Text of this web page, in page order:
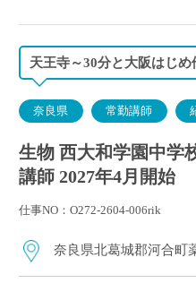
天王寺～30分と大阪はじ
奈良県 常勤講師
生物 西大和学園中学
講師 2027年4月開始
仕事NO：O272-2604-006rik
奈良県北葛城郡河合町